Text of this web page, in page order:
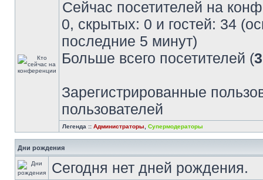
Сейчас посетителей на
0, скрытых: 0 и гостей: 34
последние 5 минут)
Больше всего посетителей (
Зарегистрированные
пользователей
Легенда :: Администраторы Супермодераторы
Дни рождения
Сегодня нет дней рождения.